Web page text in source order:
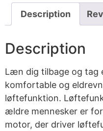
Description
Description
Læn dig tilbage og tag
komfortable og
løftefunktion.
ældre mennesker er
motor, der driver